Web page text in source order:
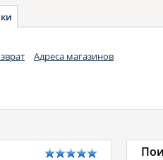
Адреса магазинов